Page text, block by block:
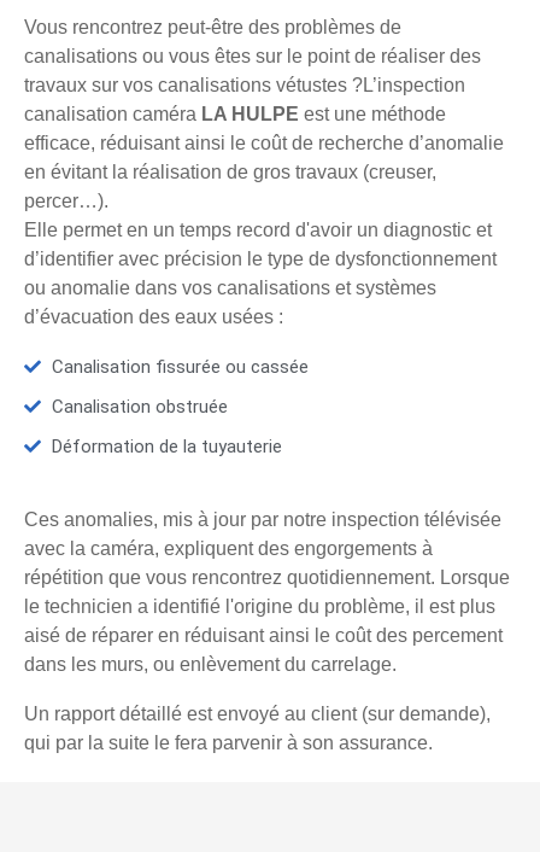
Vous rencontrez peut-être des problèmes de
canalisations ou vous êtes sur le point de réaliser des
travaux sur vos canalisations vétustes ?L’inspection
canalisation caméra LA HULPE est une méthode
efficace, réduisant ainsi le coût de recherche d’anomalie
en évitant la réalisation de gros travaux (creuser,
percer…).
Elle permet en un temps record d'avoir un diagnostic et
d’identifier avec précision le type de dysfonctionnement
ou anomalie dans vos canalisations et systèmes
d’évacuation des eaux usées :
Canalisation fissurée ou cassée
Canalisation obstruée
Déformation de la tuyauterie
Ces anomalies, mis à jour par notre inspection télévisée
avec la caméra, expliquent des engorgements à
répétition que vous rencontrez quotidiennement. Lorsque
le technicien a identifié l'origine du problème, il est plus
aisé de réparer en réduisant ainsi le coût des percement
dans les murs, ou enlèvement du carrelage.
Un rapport détaillé est envoyé au client (sur demande),
qui par la suite le fera parvenir à son assurance.